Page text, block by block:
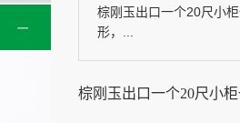
棕刚玉出口一个20尺小
形，...
棕刚玉出口一个20尺小